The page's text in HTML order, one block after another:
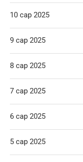
10 сар 2025
9 сар 2025
8 сар 2025
7 сар 2025
6 сар 2025
5 сар 2025